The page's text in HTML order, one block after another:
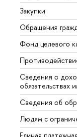
Закупки
Обращения
Фонд целевого
Сведения о
обязательствах
Сведения об
Людям с